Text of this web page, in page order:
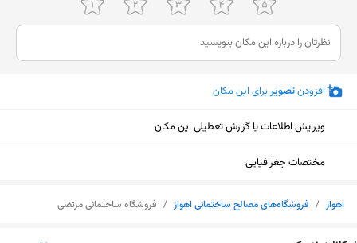
افزودنتصویربرای این مکان
ویرایش اطلاعات یا گزارش تعطیلی این مکان
مختصات جغرافیایی
اهواز / فروشگاه‌های مصالح ساختمانی اهواز / فروشگاه ساختمانی مرتضی
نمایش نقشه